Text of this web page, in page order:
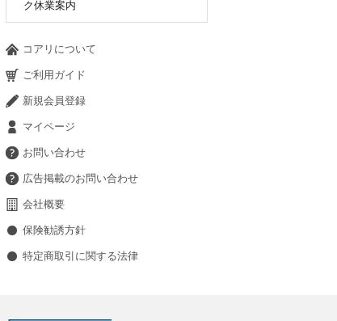
ク休業案内
コアリについて
ご利用ガイド
新規会員登録
マイページ
お問い合わせ
広告掲載のお問い合わせ
会社概要
保険勧誘方針
特定商取引に関する法律